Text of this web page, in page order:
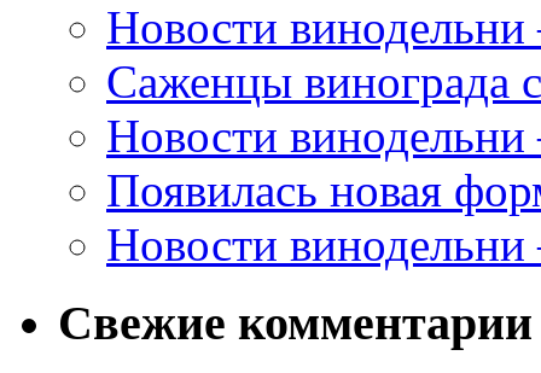
Новости
Саженцы винограда
Новости
Появилась новая
Новости
Свежие комментарии